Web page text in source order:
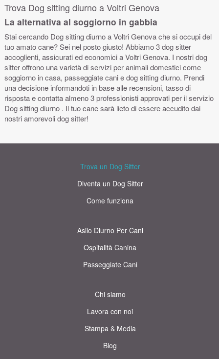
Trova Dog sitting diurno a Voltri Genova
La alternativa al soggiorno in gabbia
Stai cercando Dog sitting diurno a Voltri Genova che si occupi del
tuo amato cane? Sei nel posto giusto! Abbiamo 3 dog sitter
accoglienti, assicurati ed economici a Voltri Genova. I nostri dog
sitter offrono una varietà di servizi per animali domestici come
soggiorno in casa, passeggiate cani e dog sitting diurno. Prendi
una decisione informandoti in base alle recensioni, tasso di
risposta e contatta almeno 3 professionisti approvati per il servizio
Dog sitting diurno . Il tuo cane sarà lieto di essere accudito dai
nostri amorevoli dog sitter!
Trova un Dog Sitter
Diventa un Dog Sitter
Come funziona
Asilo Diurno Per Cani
Ospitalità Canina
Passeggiate Cani
Chi siamo
Lavora con noi
Stampa & Media
Blog